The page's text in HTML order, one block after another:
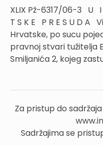
XLIX Pž-6317/06-3 U I
T S K E P R E S U D A
Hrvatske, po sucu
pravnoj stvari tužitelja
Smiljanića 2, kojeg
Za pristup do
Sadržajima se